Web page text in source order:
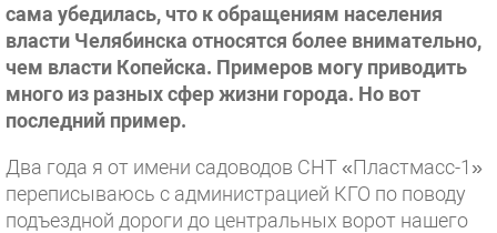
сама убедилась, что к обращениям населения
власти Челябинска относятся более внимательно,
чем власти Копейска. Примеров могу приводить
много из разных сфер жизни города. Но вот
последний пример.
Два года я от имени садоводов СНТ «Пластмасс-1»
переписываюсь с администрацией КГО по поводу
подъездной дороги до центральных ворот нашего